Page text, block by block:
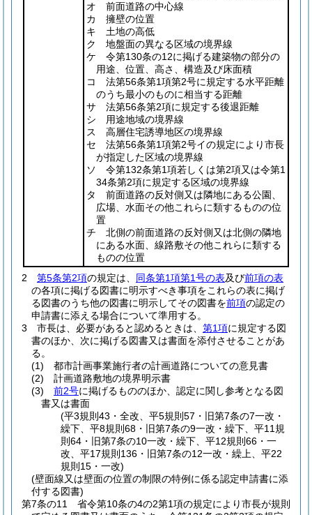
オ 前面道路の中心線
カ 擁壁の位置
キ 土地の高低
ク 地盤面の異なる区域の境界線
ケ 令第130条の12に掲げる建築物の部分の
用途、位置、高さ、構造及び床面積
コ 法第56条第1項第2号に規定する水平距離
のうち最小のものに相当する距離
サ 法第56条第2項に規定する後退距離
シ 用途地域の境界線
ス 高層住宅誘導地区の境界線
セ 法第56条第1項第2号イの規定により市長
が指定した区域の境界線
ソ 令第132条第1項若しくは第2項又は令第1
34条第2項に規定する区域の境界線
タ 前面道路の反対側又は隣地にある公園、
広場、水面その他これらに類するものの位
置
チ 北側の前面道路の反対側又は北側の隣地
にある水面、線路敷その他これらに類する
ものの位置
2
第5条第2項の規定は、 同条第1項第1号の表及び前項の表
の各項に掲げる図書に明示すべき事項をこれらの表に掲げ
る図書のうち他の図書に明示してその図書を前項の認定の
申請書に添える場合について準用する。
3
市長は、必要があると認めるときは、 第1項に規定する図
書のほか、次に掲げる図書又は書面を添付させることがあ
る。
(1)
都市計画事業施行者の計画道路についての意見書
(2)
計画道路敷地の境界明示書
(3)
前2号に掲げるもののほか、認定に関し参考となる図
書又は書面
(平3規則43・全改、平5規則57・旧第7条の7一改・
繰下、平8規則68・旧第7条の9一改・繰下、平11規
則64・旧第7条の10一改・繰下、平12規則66・一
改、平17規則136・旧第7条の12一改・繰上、平22
規則15・一改)
(壁面線又は壁面の位置の制限の特例に係る認定申請書に添
付する図書)
第7条の11
省令第10条の4の2第1項の規定により市長が規則